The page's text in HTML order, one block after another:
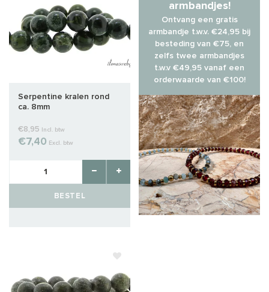
Serpentine kralen rond
ca. 8mm
€8,95 Incl. btw
€7,40 Excl. btw
BESTEL
armbandjes!
Ontvang een gratis
armbandje t.w.v. €24,95 bij
besteding van €75, en
zelfs twee armbandjes
t.w.v €49,95 vanaf een
orderwaarde van €100!